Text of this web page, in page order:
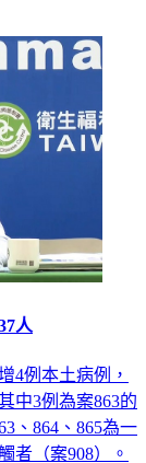
人
4例本土病例，
中3例為案863的
、864、865為一
者（案908）。